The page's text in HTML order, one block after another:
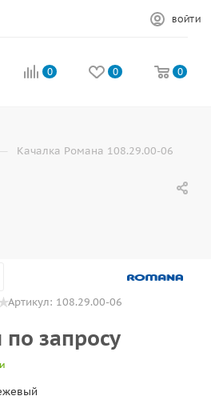
ВОЙТИ
0 0 0
— Качалка Романа 108.29.00-06
Артикул: 108.29.00-06
запросу